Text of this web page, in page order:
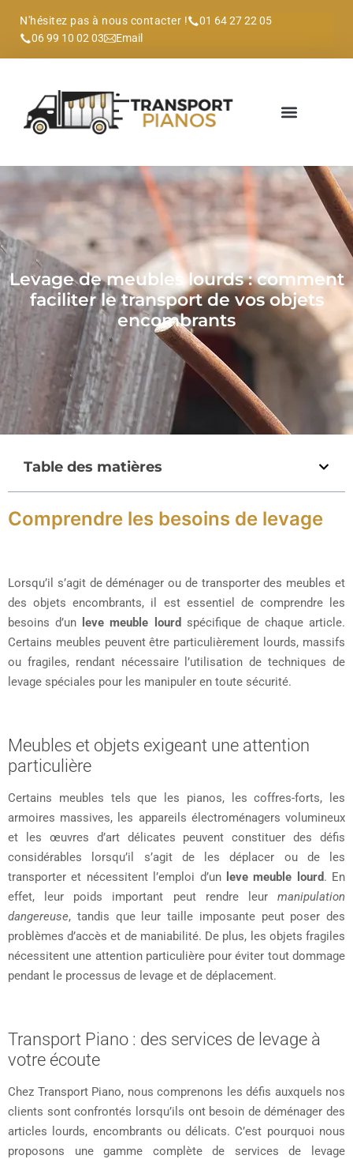
N'hésitez pas à nous contacter !
01 64 27 22 05
06 99 10 02 03
Email
Levage de meubles lourds : comment
faciliter le transport de vos objets
encombrants
Table des matières
Comprendre les besoins de levage
Lorsqu’il s’agit de déménager ou de transporter des meubles et
des objets encombrants, il est essentiel de comprendre les
besoins d’un
leve meuble lourd spécifique de chaque article.
Certains meubles peuvent être particulièrement lourds, massifs
ou fragiles, rendant nécessaire l’utilisation de techniques de
levage spéciales pour les manipuler en toute sécurité.
Meubles et objets exigeant une attention
particulière
Certains meubles tels que les pianos, les coffres-forts, les
armoires massives, les appareils électroménagers volumineux
et les œuvres d’art délicates peuvent constituer des défis
considérables lorsqu’il s’agit de les déplacer ou de les
transporter et nécessitent l’emploi d’un leve meuble lourd. En
effet, leur poids important peut rendre leur manipulation
dangereuse, tandis que leur taille imposante peut poser des
problèmes d’accès et de maniabilité. De plus, les objets fragiles
nécessitent une attention particulière pour éviter tout dommage
pendant le processus de levage et de déplacement.
Transport Piano : des services de levage à
votre écoute
Chez Transport Piano, nous comprenons les défis auxquels nos
clients sont confrontés lorsqu’ils ont besoin de déménager des
articles lourds, encombrants ou délicats. C’est pourquoi nous
proposons une gamme complète de services de levage